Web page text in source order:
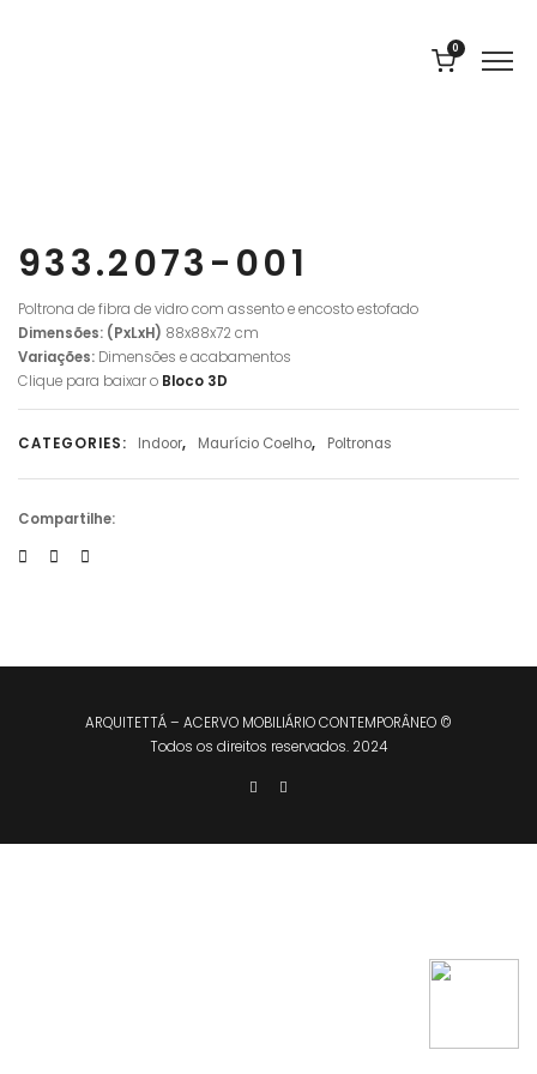
0
933.2073-001
Poltrona de fibra de vidro com assento e encosto estofado
Dimensões: (PxLxH) 88x88x72 cm
Variações: Dimensões e acabamentos
Clique para baixar o Bloco 3D
CATEGORIES: Indoor, Maurício Coelho, Poltronas
Compartilhe:
ARQUITETTÁ – ACERVO MOBILIÁRIO CONTEMPORÂNEO ©
Todos os direitos reservados. 2024